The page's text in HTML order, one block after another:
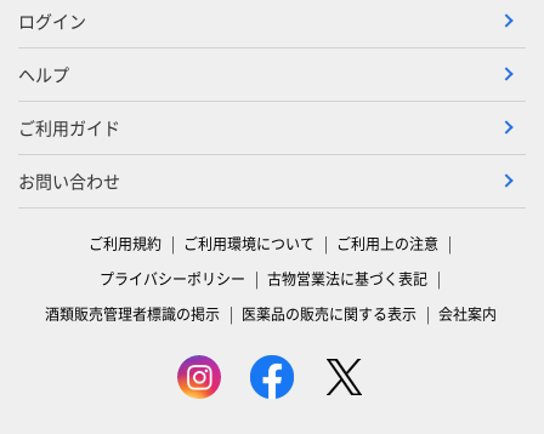
ログイン
ヘルプ
ご利用ガイド
お問い合わせ
ご利用規約 ご利用環境について
ご利用上の注意
プライバシーポリシー
古物営業法に基づく表記
酒類販売管理者標識の掲示
医薬品の販売に関する表示 会社案内